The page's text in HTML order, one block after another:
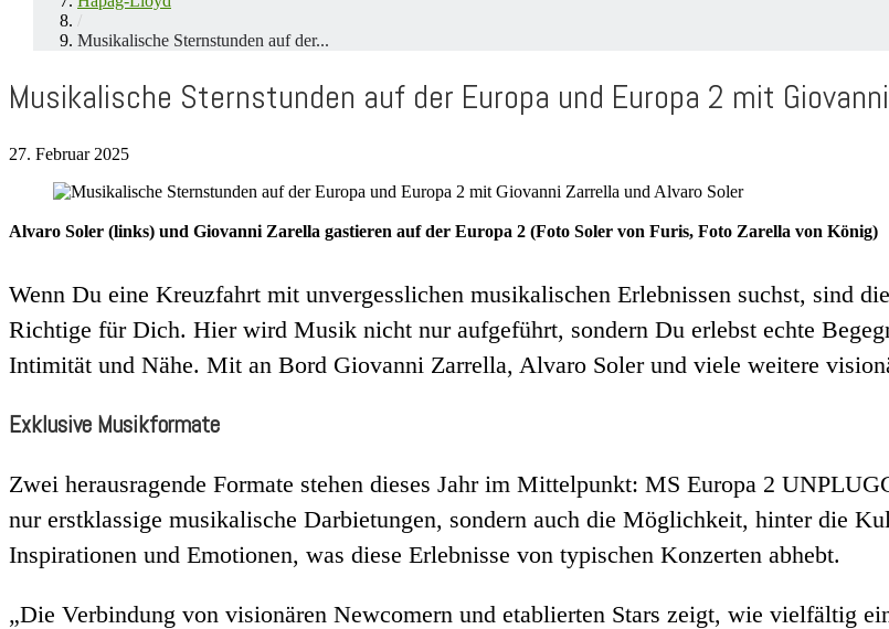
/
Musikalische Sternstunden auf der...
Musikalische Sternstunden auf der Europa und Europa 2 mit
27. Februar 2025
Alvaro Soler (links) und Giovanni Zarella gastieren auf der Europa 2 (Foto Soler von Furis, Foto Zarella von König)
Wenn Du eine Kreuzfahrt mit unvergesslichen musikalischen Erlebnissen suchst, sind
Richtige für Dich. Hier wird Musik nicht nur aufgeführt, sondern Du erlebst echte
Intimität und Nähe. Mit an Bord Giovanni Zarrella, Alvaro Soler und viele weitere
Exklusive Musikformate
Zwei herausragende Formate stehen dieses Jahr im Mittelpunkt: MS Europa 2
nur erstklassige musikalische Darbietungen, sondern auch die Möglichkeit, hinter die
Inspirationen und Emotionen, was diese Erlebnisse von typischen Konzerten abhebt.
„Die Verbindung von visionären Newcomern und etablierten Stars zeigt, wie vielfältig